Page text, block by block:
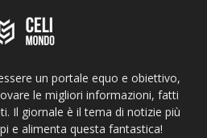
un portale equo e obiettivo,
le migliori informazioni, fatti
Il giornale è il tema di notizie più
e alimenta questa fantastica!